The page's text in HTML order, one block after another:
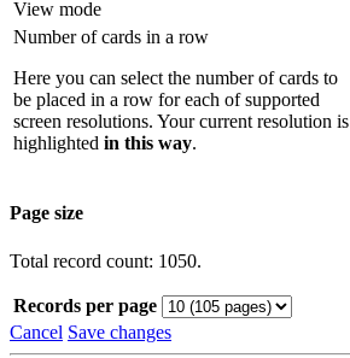
View mode
Number of cards in a row
Here you can select the number of cards to
be placed in a row for each of supported
screen resolutions. Your current resolution is
highlighted in this way.
Page size
Total record count: 1050.
Records per page
Cancel Save changes